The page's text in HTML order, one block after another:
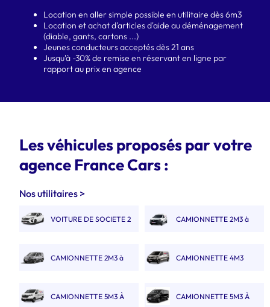
Location en aller simple possible en utilitaire dès 6m3
Location et achat d'articles d'aide au déménagement
(diable, gants, cartons ...)
Jeunes conducteurs acceptés dès 21 ans
Jusqu'à -30% de remise en réservant en ligne par
rapport au prix en agence
Les véhicules proposés par votre
agence France Cars :
Nos utilitaires >
VOITURE DE SOCIETE 2 CAMIONNETTE 2M3 à
CAMIONNETTE 2M3 à
CAMIONNETTE 4M3
CAMIONNETTE 5M3 À CAMIONNETTE 5M3 À